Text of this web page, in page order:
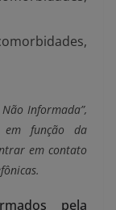
Informada”,
em função da
em contato
pela